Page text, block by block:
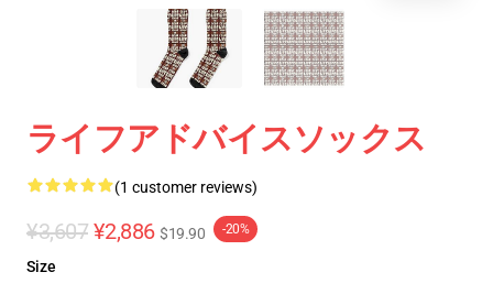
ライフアドバイスソックス
(1 customer reviews)
¥3,607 ¥2,886 $19.90 -20%
Size